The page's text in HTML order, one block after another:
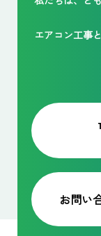
エアコン工事
お問い